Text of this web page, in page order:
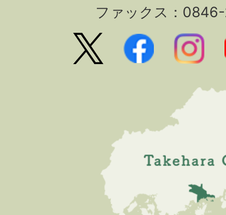
ファックス：